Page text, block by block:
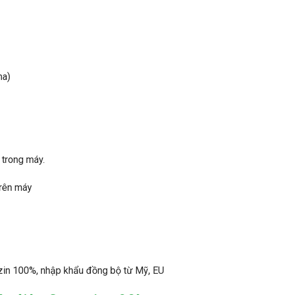
máy.
máy
100%, nhập khẩu đồng bộ từ Mỹ, EU